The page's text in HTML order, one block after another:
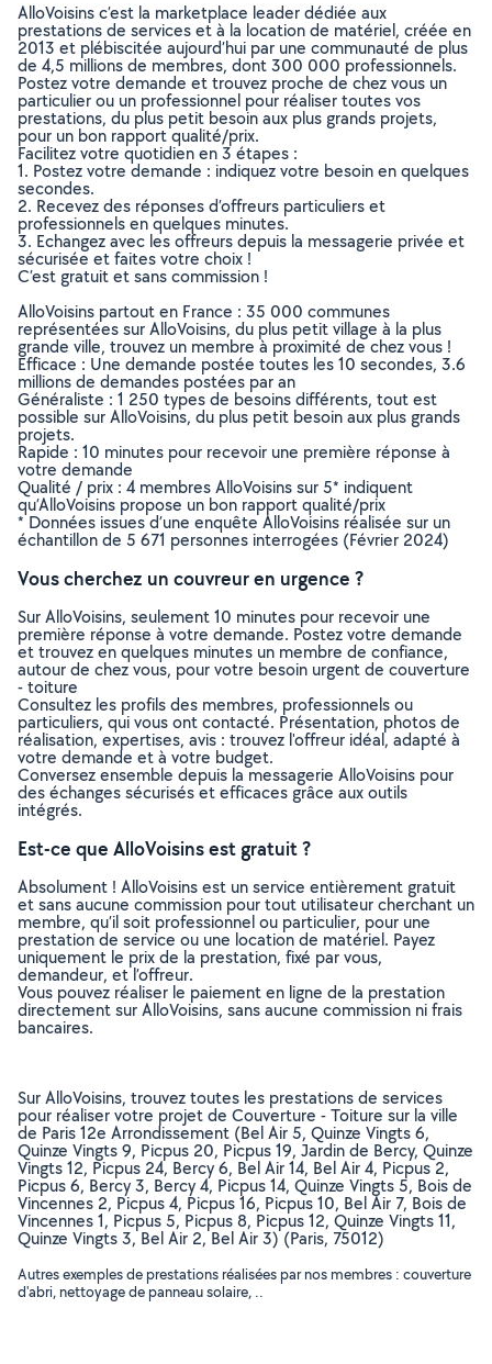
AlloVoisins c’est la marketplace leader dédiée aux
prestations de services et à la location de matériel, créée en
2013 et plébiscitée aujourd’hui par une communauté de plus
de 4,5 millions de membres, dont 300 000 professionnels.
Postez votre demande et trouvez proche de chez vous un
particulier ou un professionnel pour réaliser toutes vos
prestations, du plus petit besoin aux plus grands projets,
pour un bon rapport qualité/prix.
Facilitez votre quotidien en 3 étapes :
1. Postez votre demande : indiquez votre besoin en quelques
secondes.
2. Recevez des réponses d’offreurs particuliers et
professionnels en quelques minutes.
3. Echangez avec les offreurs depuis la messagerie privée et
sécurisée et faites votre choix !
C’est gratuit et sans commission !
AlloVoisins partout en France : 35 000 communes
représentées sur AlloVoisins, du plus petit village à la plus
grande ville, trouvez un membre à proximité de chez vous !
Efficace : Une demande postée toutes les 10 secondes, 3.6
millions de demandes postées par an
Généraliste : 1 250 types de besoins différents, tout est
possible sur AlloVoisins, du plus petit besoin aux plus grands
projets.
Rapide : 10 minutes pour recevoir une première réponse à
votre demande
Qualité / prix : 4 membres AlloVoisins sur 5* indiquent
qu’AlloVoisins propose un bon rapport qualité/prix
* Données issues d’une enquête AlloVoisins réalisée sur un
échantillon de 5 671 personnes interrogées (Février 2024)
Vous cherchez un couvreur en urgence ?
Sur AlloVoisins, seulement 10 minutes pour recevoir une
première réponse à votre demande. Postez votre demande
et trouvez en quelques minutes un membre de confiance,
autour de chez vous, pour votre besoin urgent de couverture
- toiture
Consultez les profils des membres, professionnels ou
particuliers, qui vous ont contacté. Présentation, photos de
réalisation, expertises, avis : trouvez l'offreur idéal, adapté à
votre demande et à votre budget.
Conversez ensemble depuis la messagerie AlloVoisins pour
des échanges sécurisés et efficaces grâce aux outils
intégrés.
Est-ce que AlloVoisins est gratuit ?
Absolument ! AlloVoisins est un service entièrement gratuit
et sans aucune commission pour tout utilisateur cherchant un
membre, qu’il soit professionnel ou particulier, pour une
prestation de service ou une location de matériel. Payez
uniquement le prix de la prestation, fixé par vous,
demandeur, et l’offreur.
Vous pouvez réaliser le paiement en ligne de la prestation
directement sur AlloVoisins, sans aucune commission ni frais
bancaires.
Sur AlloVoisins, trouvez toutes les prestations de services
pour réaliser votre projet de Couverture - Toiture sur la ville
de Paris 12e Arrondissement (Bel Air 5, Quinze Vingts 6,
Quinze Vingts 9, Picpus 20, Picpus 19, Jardin de Bercy, Quinze
Vingts 12, Picpus 24, Bercy 6, Bel Air 14, Bel Air 4, Picpus 2,
Picpus 6, Bercy 3, Bercy 4, Picpus 14, Quinze Vingts 5, Bois de
Vincennes 2, Picpus 4, Picpus 16, Picpus 10, Bel Air 7, Bois de
Vincennes 1, Picpus 5, Picpus 8, Picpus 12, Quinze Vingts 11,
Quinze Vingts 3, Bel Air 2, Bel Air 3) (Paris, 75012)
Autres exemples de prestations réalisées par nos membres : couverture
d'abri, nettoyage de panneau solaire, ..